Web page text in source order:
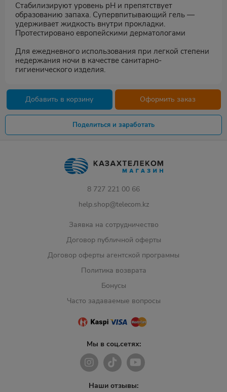
Стабилизируют уровень pH и препятствует
образованию запаха. Супервпитывающий гель —
удерживает жидкость внутри прокладки.
Протестировано европейскими дерматологами
Для ежедневного использования при легкой степени
недержания ночи в качестве санитарно-
гигиенического изделия.
Добавить в корзину Оформить заказ
Поделиться и заработать
8 727 221 00 66
help.shop@telecom.kz
Заявка на сотрудничество
Договор публичной оферты
Договор оферты агентской программы
Политика возврата
Бонусы
Часто задаваемые вопросы
Мы в соц.сетях:
Наши отзывы: